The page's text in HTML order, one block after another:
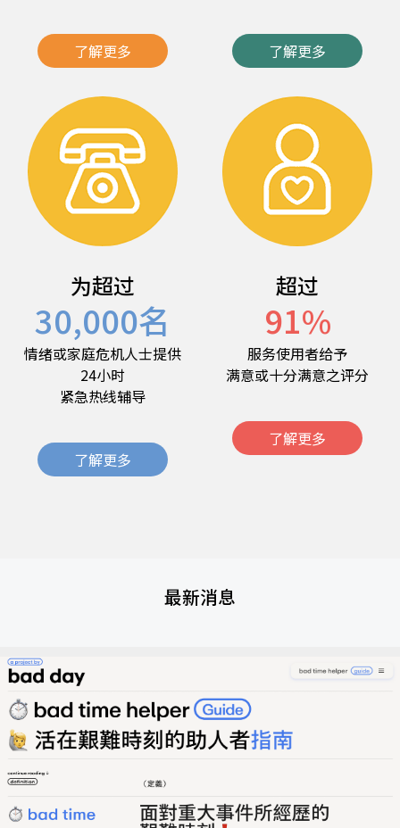
了解更多 了解更多
为超过
30,000名
情绪或家庭危机人士提供
24小时
紧急热线辅导
了解更多
超过
91%
服务使用者给予
满意或十分满意之评分
了解更多
最新消息